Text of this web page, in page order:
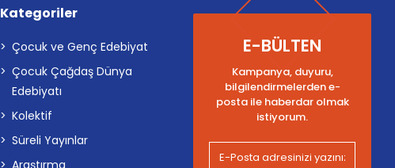
Kategoriler
Çocuk ve Genç Edebiyat
Çocuk Çağdaş Dünya
Edebiyatı
Kolektif
Süreli Yayınlar
E-BÜLTEN
Kampanya, duyuru,
bilgilendirmelerden e-
posta ile haberdar olmak
istiyorum.